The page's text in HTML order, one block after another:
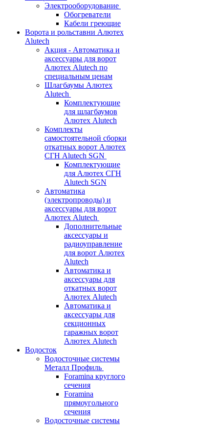
Электрооборудование
Обогреватели
Кабели греющие
Ворота и рольставни Алютех
Alutech
Акция - Автоматика и
аксессуары для ворот
Алютех Alutech по
специальным ценам
Шлагбаумы Алютех
Alutech
Комплектующие
для шлагбаумов
Алютех Alutech
Комплекты
самостоятельной сборки
откатных ворот Алютех
СГН Alutech SGN
Комплектующие
для Алютех СГН
Alutech SGN
Автоматика
(электропроводы) и
аксессуары для ворот
Алютех Alutech
Дополнительные
аксессуары и
радиоуправление
для ворот Алютех
Alutech
Автоматика и
аксессуары для
откатных ворот
Алютех Alutech
Автоматика и
аксессуары для
секционных
гаражных ворот
Алютех Alutech
Водосток
Водосточные системы
Металл Профиль
Foramina круглого
сечения
Foramina
прямоугольного
сечения
Водосточные системы